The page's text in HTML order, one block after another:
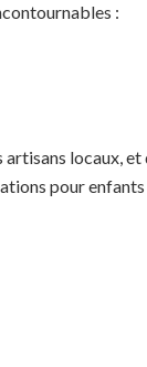
:
locaux,
pour